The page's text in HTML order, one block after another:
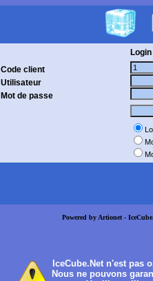
Login
Code client
Utilisateur
Mot de passe
Powered by Artionet -
IceCube.Net n'est pas
Nous ne pouvons